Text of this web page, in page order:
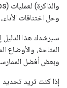
وحل اختناقات
سيرشدك هذا الدليل
المتاحة، والأوضاع
وبعض أفضل